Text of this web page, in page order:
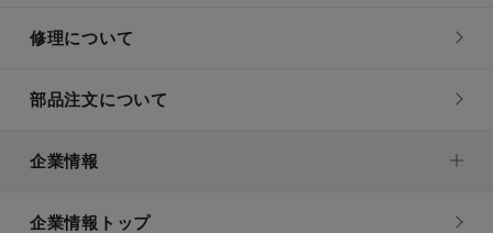
修理について
部品注文について
企業情報
企業情報トップ